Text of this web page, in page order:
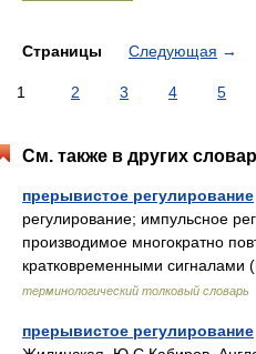
Страницы Следующая →
1 2 3 4 5
См. также в других
прерывистое регулирование
регулирование; импульсное
производимое многократно
кратковременными
терминологический толковый словарь
прерывистое регулирование